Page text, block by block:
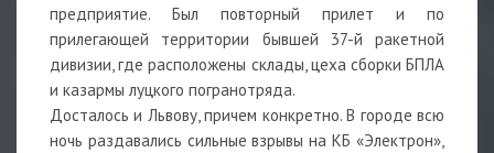
предприятие. Был повторный прилет и по
прилегающей территории бывшей 37-й ракетной
дивизии, где расположены склады, цеха сборки БПЛА
и казармы луцкого погранотряда.
Досталось и Львову, причем конкретно. В городе всю
ночь раздавались сильные взрывы на КБ «Электрон»,